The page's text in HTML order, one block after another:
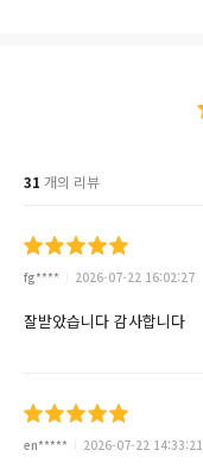
31 개의 리뷰
fg**** 2026-07-22 16:02:27
잘받았습니다 감사합니다
en***** 2026-07-22 14:33:21